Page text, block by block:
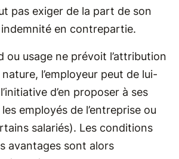
pas exiger de la part de son
en contrepartie.
ou usage ne prévoit l’attribution
nature, l’employeur peut de lui-
d’en proposer à ses
employés de l’entreprise ou
salariés). Les conditions
avantages sont alors